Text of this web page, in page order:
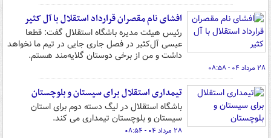
افشای نام مقصران قرارداد استقلال با آل کثیر
رئیس هیئت مدیره باشگاه استقلال گفت: قطعا
عیسی آل‌کثیر در فصل جاری جایی در تیم ما نخواهد
داشت و من از برخی دوستان گلایه‌مند هستم.
۲۸ مرداد ۰۴ - ۰۸:۵۸
تیمداری استقلال برای سیستان و بلوچستان
باشگاه استقلال در لیگ دسته دوم برای استان
سیستان و بلوچستان تیمداری می کند.
۲۸ مرداد ۰۴ - ۰۸:۵۴